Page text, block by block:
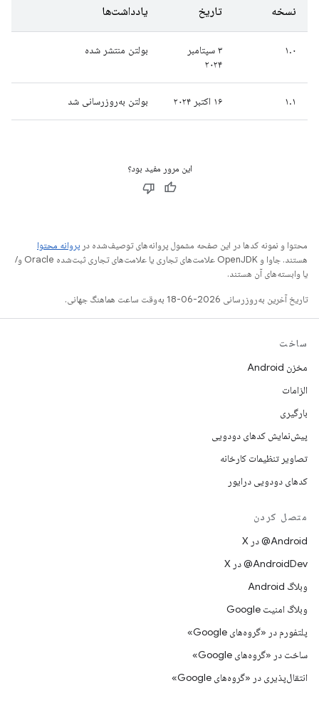
نسخه تاریخ یادداشت‌ها
۱.۰
۳ سپتامبر
۲۰۲۴
بولتن منتشر شده
۱.۱ ۱۶ اکتبر ۲۰۲۴ بولتن به‌روزرسانی شد
این مرور مفید بود؟
محتوا و نمونه کدها در این صفحه مشمول پروانه‌های توصیف‌شده در پروانه محتوا
هستند. جاوا و OpenJDK علامت‌های تجاری یا علامت‌های تجاری ثبت‌شده Oracle و/
یا وابسته‌های آن هستند.
تاریخ آخرین به‌روزرسانی 2026-06-18 به‌وقت ساعت هماهنگ جهانی.
ساخت
مخزن Android
الزامات
بارگیری
پیش‌نمایش کدهای دودویی
تصاویر تنظیمات کارخانه
کدهای دودویی درایور
متصل کردن
‫‎@Android در X
‫‎@AndroidDev در X
وبلاگ Android
وبلاگ امنیت Google
پلتفورم در «گروه‌های Google»
ساخت در «گروه‌های Google»
انتقال‌پذیری در «گروه‌های Google»